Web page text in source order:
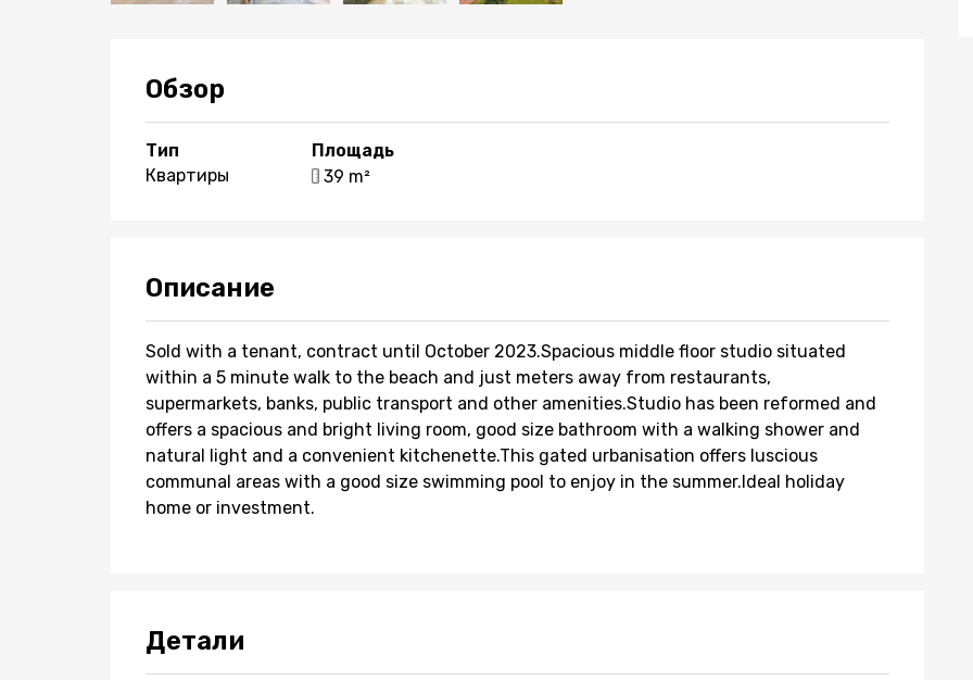
Обзор
Тип
Квартиры
Площадь
39 m²
Описание
Sold with a tenant, contract until October 2023.Spacious middle floor studio situated
within a 5 minute walk to the beach and just meters away from restaurants,
supermarkets, banks, public transport and other amenities.Studio has been reformed and
offers a spacious and bright living room, good size bathroom with a walking shower and
natural light and a convenient kitchenette.This gated urbanisation offers luscious
communal areas with a good size swimming pool to enjoy in the summer.Ideal holiday
home or investment.
Детали